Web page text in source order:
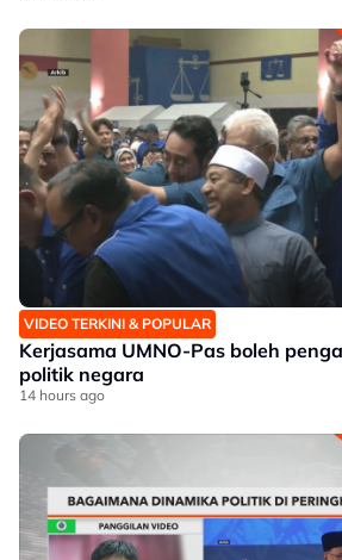
VIDEO TERKINI & POPULAR
Kerjasama UMNO-Pas boleh
politik negara
14 hours ago